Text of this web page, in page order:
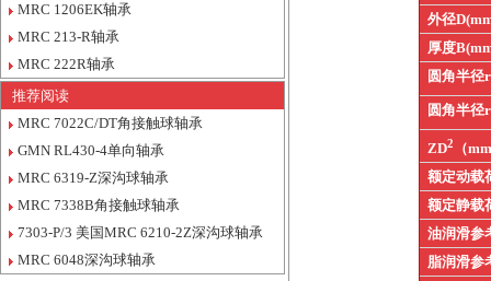
MRC 1206EK轴承
MRC 213-R轴承
MRC 222R轴承
推荐阅读
MRC 7022C/DT角接触球轴承
GMN RL430-4单向轴承
MRC 6319-Z深沟球轴承
MRC 7338B角接触球轴承
7303-P/3 美国MRC 6210-2Z深沟球轴承
MRC 6048深沟球轴承
外径
厚度
圆角半径r
圆角半径r
ZD2
（
额定动载
额定静载
油润滑参
脂润滑参